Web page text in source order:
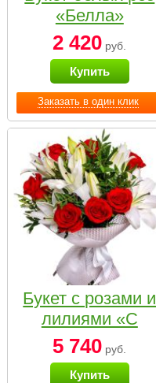
Заказать в один клик
«Белла»
2 420 руб.
Купить
Букет с розами и
лилиями «С
наилучшими
пожеланиями»
5 740 руб.
Купить